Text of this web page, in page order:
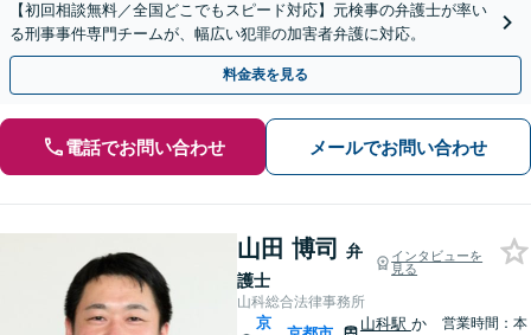
【初回相談無料／全国どこでもスピード対応】元検事の弁護士が率い
る刑事事件専門チームが、幅広い犯罪の加害者弁護に対応。
料金表を見る
電話でお問い合わせ メールでお問い合わせ
山田 博司
弁
護士
インタビューを
見る
山科総合法律事務所
京
山科駅 か
営業時間：本